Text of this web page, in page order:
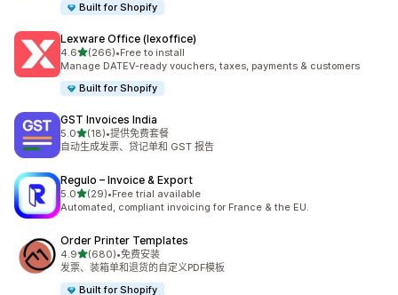
Built for Shopify
Lexware Office (lexoffice)
4.6星（满分 5 星）
(266)
总共 266 条评论
•Free to install
Manage DATEV-ready vouchers, taxes, payments & customers
Built for Shopify
GST Invoices India
5.0星（满分 5 星）
(18)
总共 18 条评论
•提供免费套餐
自动生成发票、贷记单和 GST 报告
Regulo – Invoice & Export
5.0星（满分 5 星）
(29)
总共 29 条评论
•Free trial available
Automated, compliant invoicing for France & the EU.
Order Printer Templates
4.9星（满分 5 星）
(680)
总共 680 条评论
•免费安装
发票、装箱单和退货的自定义PDF模板
Built for Shopify